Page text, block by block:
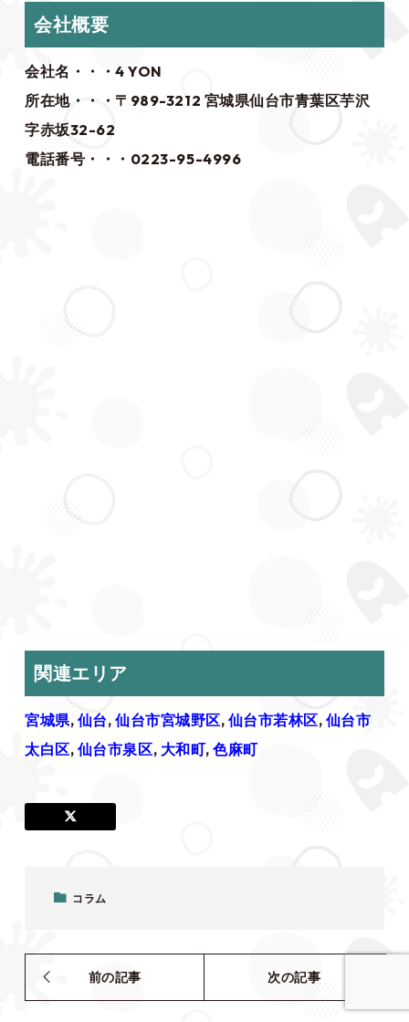
会社概要
会社名・・・4 YON
所在地・・・〒989-3212 宮城県仙台市青葉区芋沢
字赤坂32-62
電話番号・・・0223-95-4996
関連エリア
宮城県, 仙台, 仙台市宮城野区, 仙台市若林区, 仙台市
太白区, 仙台市泉区, 大和町, 色麻町
コラム
前の記事 次の記事